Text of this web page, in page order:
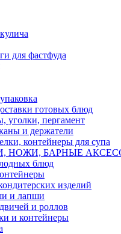
для фастфуда
готовых блюд
уголки, пергамент
и держатели
контейнеры для супа
НОЖИ, БАРНЫЕ
блюд
изделий
и лапши
и роллов
и контейнеры